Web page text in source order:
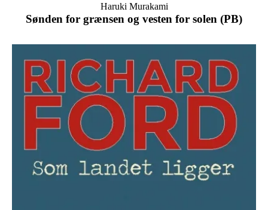
Sønden for grænsen og vesten for solen (PB)
Haruki Murakami